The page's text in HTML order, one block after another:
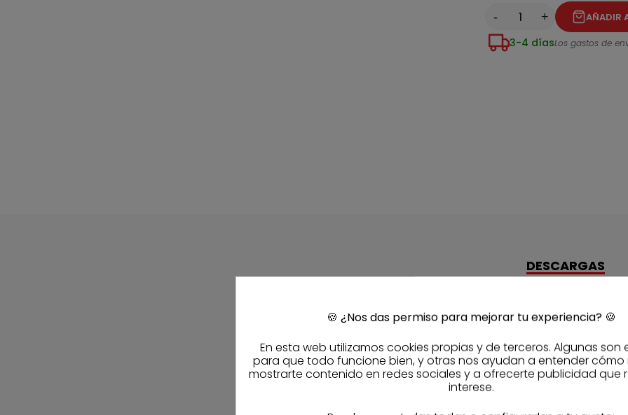
- + AÑADIR
3-4 díasLos gastos de
DESCARGAS
final-draft-
dop-01-bab-
uniprimer-
Ver
🍪 ¿Nos das permiso para mejorar tu experiencia? 🍪
En esta web utilizamos cookies propias y de terceros. Algunas son
para que todo funcione bien, y otras nos ayudan a entender cómo
mostrarte contenido en redes sociales y a ofrecerte publicidad que
interese.